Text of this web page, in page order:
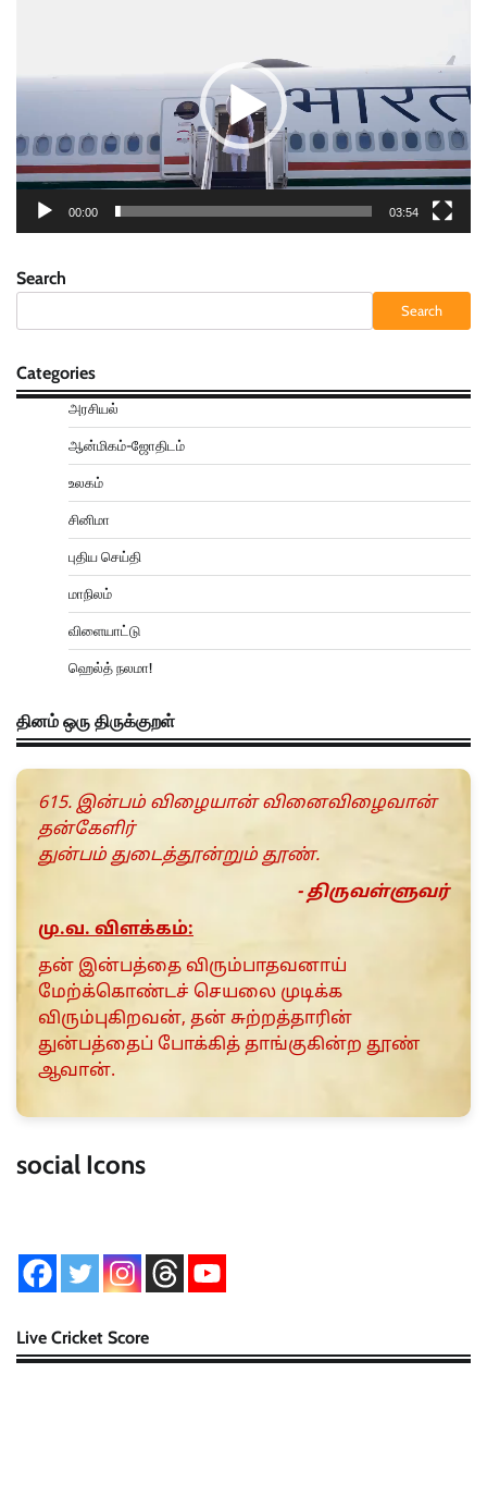
00:00 03:54
Search
Search
Categories
அரசியல்
ஆன்மிகம்-ஜோதிடம்
உலகம்
சினிமா
புதிய செய்தி
மாநிலம்
விளையாட்டு
ஹெல்த் நலமா!
தினம் ஒரு திருக்குறள்
615. இன்பம் விழையான் வினைவிழைவான்
தன்கேளிர்
துன்பம் துடைத்தூன்றும் தூண்.
- திருவள்ளுவர்
மு.வ. விளக்கம்:
தன் இன்பத்தை விரும்பாதவனாய்
மேற்க்கொண்டச் செயலை முடிக்க
விரும்புகிறவன், தன் சுற்றத்தாரின்
துன்பத்தைப் போக்கித் தாங்குகின்ற தூண்
ஆவான்.
social Icons
Live Cricket Score